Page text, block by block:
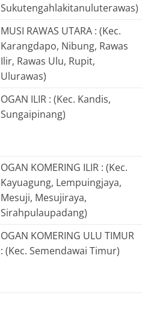
Sukutengahlakitanuluterawas)
MUSI RAWAS UTARA : (Kec.
Karangdapo, Nibung, Rawas
Ilir, Rawas Ulu, Rupit,
Ulurawas)
OGAN ILIR : (Kec. Kandis,
Sungaipinang)
OGAN KOMERING ILIR : (Kec.
Kayuagung, Lempuingjaya,
Mesuji, Mesujiraya,
Sirahpulaupadang)
OGAN KOMERING ULU TIMUR
: (Kec. Semendawai Timur)